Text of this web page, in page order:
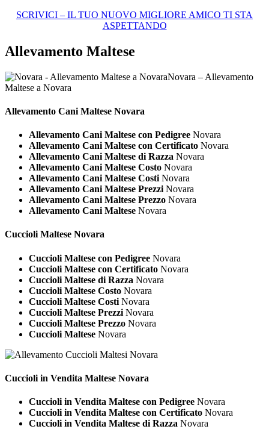
SCRIVICI – IL TUO NUOVO MIGLIORE AMICO TI STA
ASPETTANDO
Allevamento Maltese
Novara – Allevamento
Maltese a Novara
Allevamento Cani Maltese Novara
Allevamento Cani Maltese con Pedigree Novara
Allevamento Cani Maltese con Certificato Novara
Allevamento Cani Maltese di Razza Novara
Allevamento Cani Maltese Costo Novara
Allevamento Cani Maltese Costi Novara
Allevamento Cani Maltese Prezzi Novara
Allevamento Cani Maltese Prezzo Novara
Allevamento Cani Maltese Novara
Cuccioli Maltese Novara
Cuccioli Maltese con Pedigree Novara
Cuccioli Maltese con Certificato Novara
Cuccioli Maltese di Razza Novara
Cuccioli Maltese Costo Novara
Cuccioli Maltese Costi Novara
Cuccioli Maltese Prezzi Novara
Cuccioli Maltese Prezzo Novara
Cuccioli Maltese Novara
Cuccioli in Vendita Maltese Novara
Cuccioli in Vendita Maltese con Pedigree Novara
Cuccioli in Vendita Maltese con Certificato Novara
Cuccioli in Vendita Maltese di Razza Novara